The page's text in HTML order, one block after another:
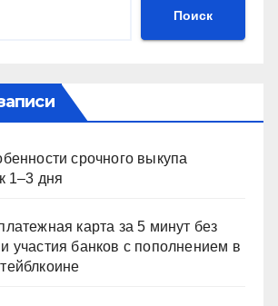
Поиск
срочного выкупа
1–3 дня
карта за 5 минут без
участия банков с пополнением в